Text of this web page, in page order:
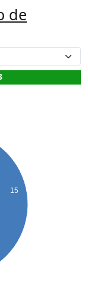
de
15